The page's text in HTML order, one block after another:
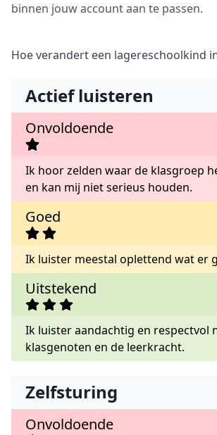
binnen jouw account aan te passen.
Hoe verandert een lagereschoolkind
Actief luisteren
Onvoldoende
Ik hoor zelden waar de klasgroep
en kan mij niet serieus houden.
Goed
Ik luister meestal oplettend wat er
Uitstekend
Ik luister aandachtig en respectvol
klasgenoten en de leerkracht.
Zelfsturing
Onvoldoende